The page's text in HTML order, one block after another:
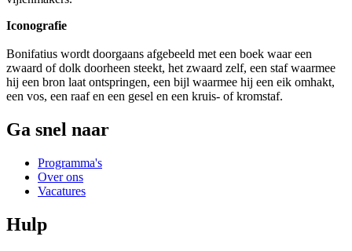
Iconografie
Bonifatius wordt doorgaans afgebeeld met een boek waar een
zwaard of dolk doorheen steekt, het zwaard zelf, een staf waarmee
hij een bron laat ontspringen, een bijl waarmee hij een eik omhakt,
een vos, een raaf en een gesel en een kruis- of kromstaf.
Ga snel naar
Programma's
Over ons
Vacatures
Hulp